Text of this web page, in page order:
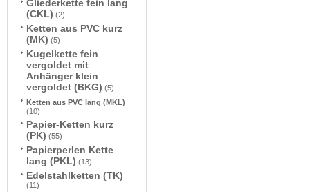
Gliederkette fein lang
(CKL) (2)
Ketten aus PVC kurz
(MK) (5)
Kugelkette fein
vergoldet mit
Anhänger klein
vergoldet (BKG) (5)
Ketten aus PVC lang (MKL)
(10)
Papier-Ketten kurz
(PK) (55)
Papierperlen Kette
lang (PKL) (13)
Edelstahlketten (TK)
(11)